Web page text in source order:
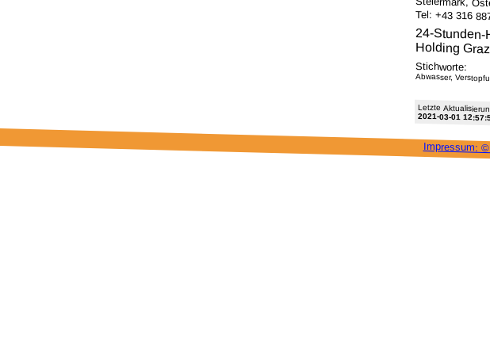
Tel: +43 316
24-Stunden-
Holding Graz
Stichworte:
Abwasser,
Letzte
2021-03-01
Impressum: ©